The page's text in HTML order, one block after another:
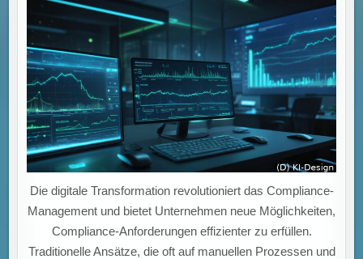
Die digitale Transformation revolutioniert das Compliance-
Management und bietet Unternehmen neue Möglichkeiten,
Compliance-Anforderungen effizienter zu erfüllen.
Traditionelle Ansätze, die oft auf manuellen Prozessen und